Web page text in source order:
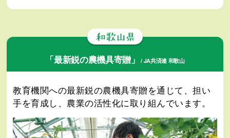
「最新鋭の農機具寄贈」 / JA共済連 和歌山
教育機関への最新鋭の農機具寄贈を通じて、担い
手を育成し、農業の活性化に取り組んでいます。